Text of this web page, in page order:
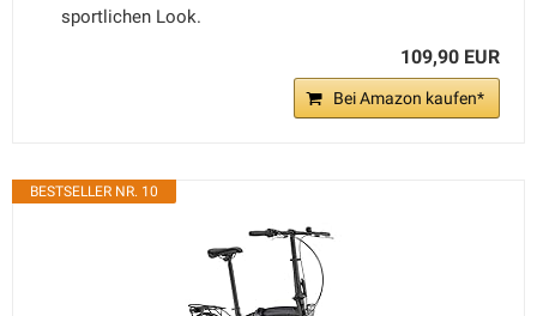
sportlichen Look.
109,90 EUR
Bei Amazon kaufen*
BESTSELLER NR. 10